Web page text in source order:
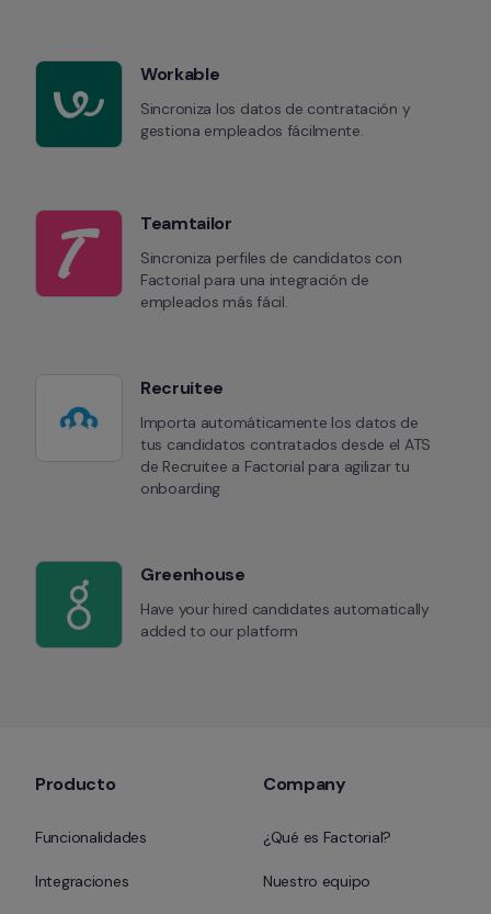
Workable
Sincroniza los datos de contratación y
gestiona empleados fácilmente.
Teamtailor
Sincroniza perfiles de candidatos con
Factorial para una integración de
empleados más fácil.
Recruitee
Importa automáticamente los datos de
tus candidatos contratados desde el ATS
de Recruitee a Factorial para agilizar tu
onboarding
Greenhouse
Have your hired candidates automatically
added to our platform
Producto
Funcionalidades
Integraciones
Company
¿Qué es Factorial?
Nuestro equipo